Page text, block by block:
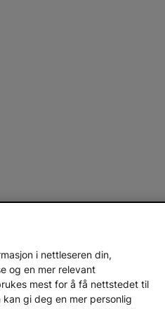
i nettleseren din,
og en mer relevant
mest for å få nettstedet til
gi deg en mer personlig